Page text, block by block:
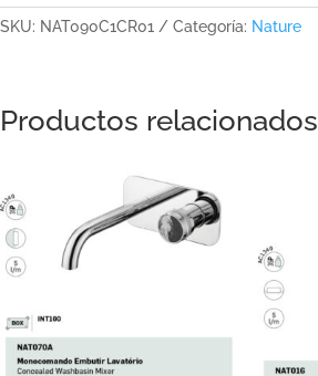
SKU: NAT090C1CR01 Categoría: Nature
Productos relacionados